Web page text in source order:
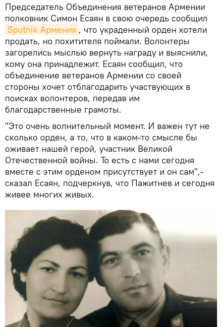
Председатель Объединения ветеранов Армении
полковник Симон Есаян в свою очередь сообщил
Sputnik Армения , что украденный орден хотели
продать, но похитителя поймали. Волонтеры
загорелись мыслью вернуть награду и выяснили,
кому она принадлежит. Есаян сообщил, что
объединение ветеранов Армении со своей
стороны хочет отблагодарить участвующих в
поисках волонтеров, передав им
благодарственные грамоты.
"Это очень волнительный момент. И важен тут не
сколько орден, а то, что в каком-то смысле бы
оживает нашей герой, участник Великой
Отечественной войны. То есть с нами сегодня
вместе с этим орденом присутствует и он сам",-
сказал Есаян, подчеркнув, что Пажитнев и сегодня
живее многих живых.